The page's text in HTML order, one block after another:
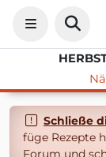
Schließe
füge Rezepte
Forum und